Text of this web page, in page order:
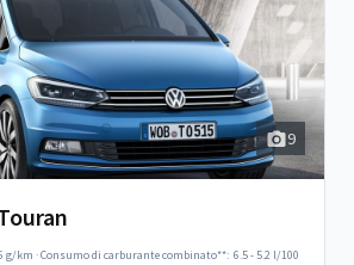
9
g/km ·Consumo di carburante combinato**: 6.5 - 5.2 l/100